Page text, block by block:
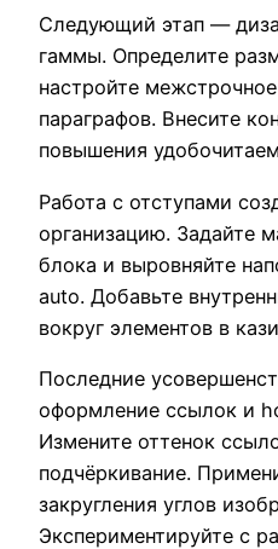
Следующий этап —
гаммы. Определите
настройте
параграфов. Внесите
повышения
Работа с отступами
организацию. Задайте
блока и выровняйте
auto. Добавьте
вокруг элементов в
Последние
оформление ссылок и
Измените оттенок
подчёркивание.
закругления углов
Экспериментируйте с